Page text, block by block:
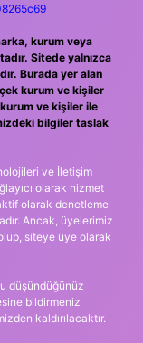
kurum veya
Sitede yalnızca
Burada yer alan
kurum ve kişiler
ve kişiler ile
bilgiler taslak
ve İletişim
olarak hizmet
olarak denetleme
Ancak, üyelerimiz
siteye üye olarak
düşündüğünüz
bildirmeniz
kaldırılacaktır.